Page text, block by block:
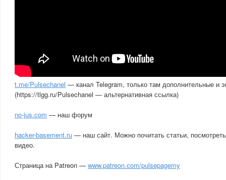
t.me/Pulsechanel — канал Telegram, только там дополнительные и
(https://tlgg.ru/Pulsechanel — альтернативная ссылка)
no-jus.com — наш форум
hacker-basement.ru — наш сайт. Можно почитать статьи,
видео.
Страница на Patreon — www.patreon.com/pulsepagemy